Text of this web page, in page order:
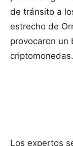
de tránsito a
estrecho de
provocaron un
criptomonedas.
Los expertos